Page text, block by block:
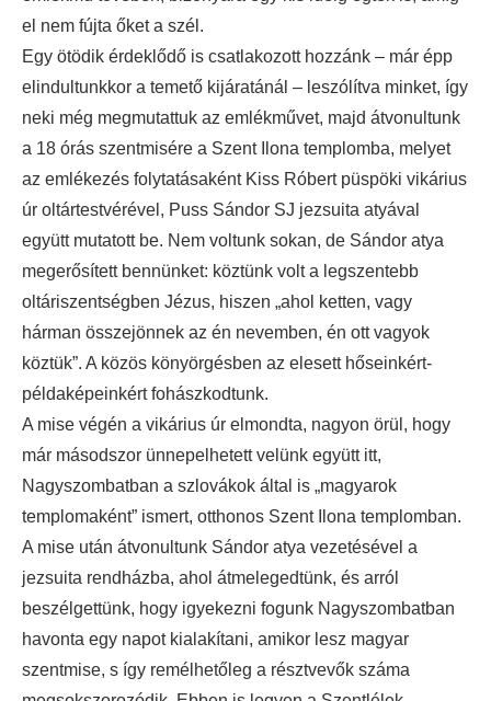
el nem fújta őket a szél.
Egy ötödik érdeklődő is csatlakozott hozzánk – már épp
elindultunkkor a temető kijáratánál – leszólítva minket, így
neki még megmutattuk az emlékművet, majd átvonultunk
a 18 órás szentmisére a Szent Ilona templomba, melyet
az emlékezés folytatásaként Kiss Róbert püspöki vikárius
úr oltártestvérével, Puss Sándor SJ jezsuita atyával
együtt mutatott be. Nem voltunk sokan, de Sándor atya
megerősített bennünket: köztünk volt a legszentebb
oltáriszentségben Jézus, hiszen „ahol ketten, vagy
hárman összejönnek az én nevemben, én ott vagyok
köztük”. A közös könyörgésben az elesett hőseinkért-
példaképeinkért fohászkodtunk.
A mise végén a vikárius úr elmondta, nagyon örül, hogy
már másodszor ünnepelhetett velünk együtt itt,
Nagyszombatban a szlovákok által is „magyarok
templomaként” ismert, otthonos Szent Ilona templomban.
A mise után átvonultunk Sándor atya vezetésével a
jezsuita rendházba, ahol átmelegedtünk, és arról
beszélgettünk, hogy igyekezni fogunk Nagyszombatban
havonta egy napot kialakítani, amikor lesz magyar
szentmise, s így remélhetőleg a résztvevők száma